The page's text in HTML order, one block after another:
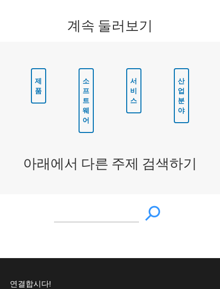
계속 둘러보기
제
품
소
프
트
웨
어
서
비
스
산
업
분
야
아래에서 다른 주제 검색하기
연결합시다!